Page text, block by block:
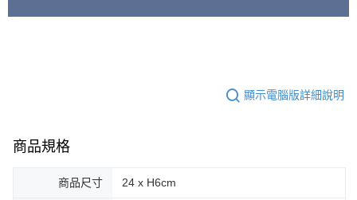
顯示電腦版詳細說明
商品規格
商品尺寸 24 x H6cm